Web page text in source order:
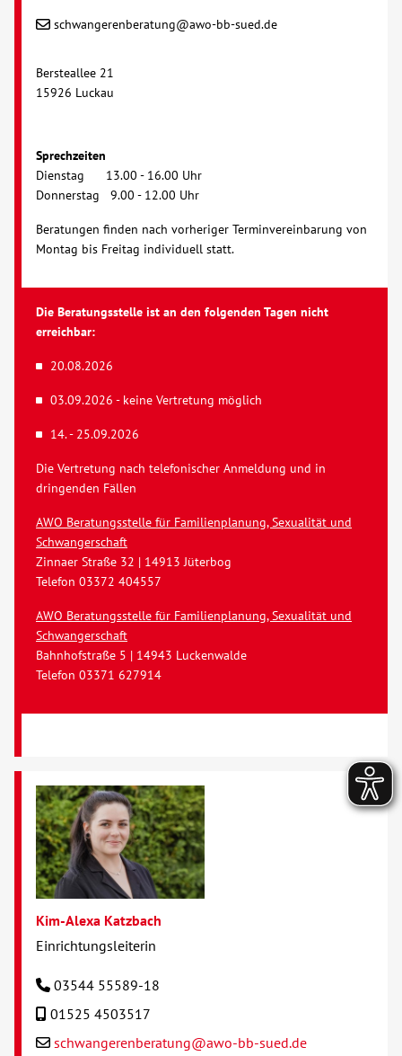
schwangerenberatung@awo-bb-sued.de
Bersteallee 21
15926 Luckau
Sprechzeiten
Dienstag 13.00 - 16.00 Uhr
Donnerstag 9.00 - 12.00 Uhr
Beratungen finden nach vorheriger Terminvereinbarung von
Montag bis Freitag individuell statt.
Die Beratungsstelle ist an den folgenden Tagen nicht
erreichbar:
20.08.2026
03.09.2026 - keine Vertretung möglich
14. - 25.09.2026
Die Vertretung nach telefonischer Anmeldung und in
dringenden Fällen
AWO Beratungsstelle für Familienplanung, Sexualität und
Schwangerschaft
Zinnaer Straße 32 | 14913 Jüterbog
Telefon 03372 404557
AWO Beratungsstelle für Familienplanung, Sexualität und
Schwangerschaft
Bahnhofstraße 5 | 14943 Luckenwalde
Telefon 03371 627914
Kim-Alexa Katzbach
Einrichtungsleiterin
03544 55589-18
01525 4503517
schwangerenberatung@awo-bb-sued.de